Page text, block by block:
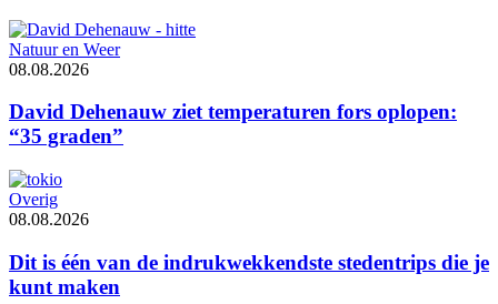
Natuur en Weer
08.08.2026
David Dehenauw ziet temperaturen fors oplopen:
“35 graden”
Overig
08.08.2026
Dit is één van de indrukwekkendste stedentrips die je
kunt maken